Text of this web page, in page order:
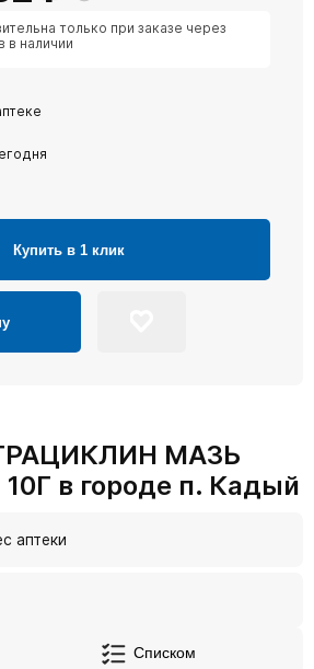
только при заказе через
в наличии
Купить в 1 клик
МАЗЬ
в городе п. Кадый
Списком